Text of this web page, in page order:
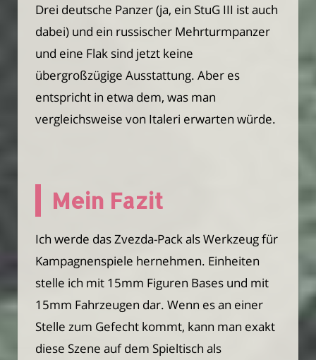
Drei deutsche Panzer (ja, ein StuG III ist auch
dabei) und ein russischer Mehrturmpanzer
und eine Flak sind jetzt keine
übergroßzügige Ausstattung. Aber es
entspricht in etwa dem, was man
vergleichsweise von Italeri erwarten würde.
Mein Fazit
Ich werde das Zvezda-Pack als Werkzeug für
Kampagnenspiele hernehmen. Einheiten
stelle ich mit 15mm Figuren Bases und mit
15mm Fahrzeugen dar. Wenn es an einer
Stelle zum Gefecht kommt, kann man exakt
diese Szene auf dem Spieltisch als